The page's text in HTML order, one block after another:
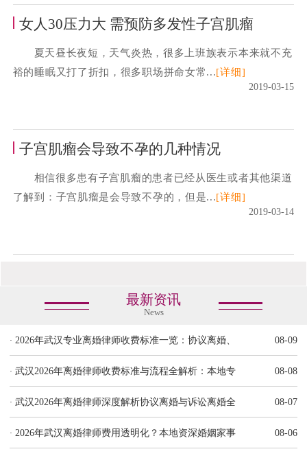
女人30压力大 需预防多发性子宫肌瘤
夏天昼长夜短，天气炎热，很多上班族表示本来就不充
裕的睡眠又打了折扣，很多职场拼命女常...[详细]
2019-03-15
子宫肌瘤会导致不孕的几种情况
相信很多患有子宫肌瘤的患者已经从医生或者其他渠道
了解到：子宫肌瘤是会导致不孕的，但是...[详细]
2019-03-14
最新资讯
News
· 2026年武汉专业离婚律师收费标准一览：协议离婚、 08-09
· 武汉2026年离婚律师收费标准与流程全解析：本地专 08-08
· 武汉2026年离婚律师深度解析协议离婚与诉讼离婚全 08-07
· 2026年武汉离婚律师费用透明化？本地资深婚姻家事 08-06